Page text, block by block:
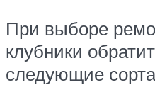
При выборе
клубники
следующие